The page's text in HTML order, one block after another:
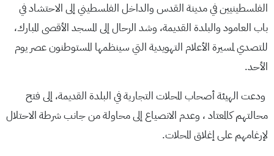
الفلسطينيين في مدينة القدس والداخل الفلسطيني إلى الاحتشاد في
باب العامود والبلدة القديمة، وشد الرحال إلى المسجد الأقصى المبارك،
للتصدي لمسيرة الأعلام التهويدية التي سينظمها المستوطنون عصر يوم
الأحد.
ودعت الهيئة أصحاب المحلات التجارية في البلدة القديمة، إلى فتح
محالتهم كالمعتاد ، وعدم الانصياع إلى محاولة من جانب شرطة الاحتلال
لإرغامهم على إغلاق المحلات.